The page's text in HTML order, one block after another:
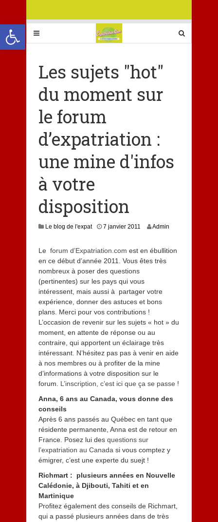
Ouvrir la barre d’outils
Les sujets "hot"
du moment sur
le forum
d’expatriation :
une mine d'infos
à votre
disposition
Le blog de l'expat 7 janvier 2011
u
i
l
2
0
1
3
Admin
Le forum d’Expatriation.com est en ébullition
en ce début d’année 2011. Vous êtes très
nombreux à poser des questions
(pertinentes) sur les pays qui vous
intéressent, mais aussi à partager votre
expérience, donner des astuces et bons
plans. Merci pour vos contributions !
L’occasion de revenir sur les sujets « hot » du
moment, en attente de réponse ou au
contraire, qui apportent un éclairage très
intéressant. N’hésitez pas pas à venir en aide
à nos membres ou à profiter de la mine
d’informations à votre disposition sur le
forum. L’inscription, c’est ici que ça se passe !
Anna, 6 ans au Canada, vous donne des
conseils
Après 6 ans passés au Québec en tant que
résidente permanente, Anna est de retour en
France. Posez lui des questions sur
l’expatriation au Canada si vous comptez y
émigrer, c’est une experte du suejt !
Richmart : plusieurs années en Nouvelle
Calédonie, à Djibouti, Tahiti et en
Martinique
Profitez également des conseils de Richmart,
qui a passé plusieurs années dans de très